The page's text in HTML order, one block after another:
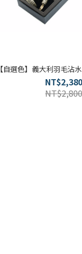
【自選色】義大利羽毛沾
NT$2,380
NT$2,800